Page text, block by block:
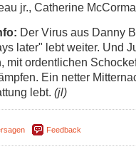
jr., Catherine
Der Virus aus Danny
later" lebt weiter. Und
mit ordentlichen
Ein netter
lebt. (jl)
Feedback